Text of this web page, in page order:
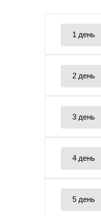
1 день
2 день
3 день
4 день
5 день